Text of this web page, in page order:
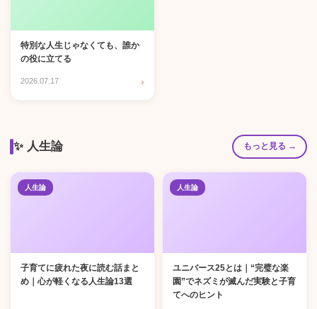
特別な人生じゃなくても、誰か
の役に立てる
2026.07.17 ›
✨ 人生論 もっと見る →
人生論
子育てに疲れた夜に読む話まと
め｜心が軽くなる人生論13選
人生論
ユニバース25とは｜“完璧な楽
園”でネズミが滅んだ実験と子育
てへのヒント